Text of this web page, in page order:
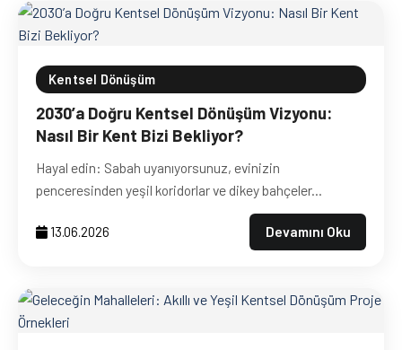
Kentsel Dönüşüm
2030’a Doğru Kentsel Dönüşüm Vizyonu:
Nasıl Bir Kent Bizi Bekliyor?
Hayal edin: Sabah uyanıyorsunuz, evinizin
penceresinden yeşil koridorlar ve dikey bahçeler...
13.06.2026 Devamını Oku